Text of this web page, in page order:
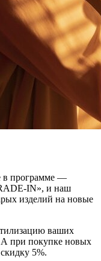
в программе —
IN», и наш
изделий на новые
ваших
при покупке новых
5%.